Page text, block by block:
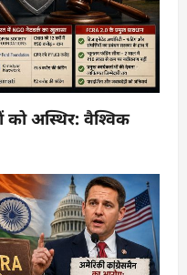
अस्थिर: वैश्विक